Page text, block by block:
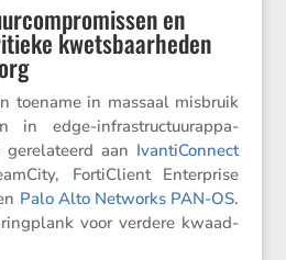
en
kwetsbaarheden
toename in massaal misbruik
in edge-infra­struc­tuur­ap­pa­
aan Ivanti­Con­nect
Forti­Client Enter­prise
Palo Alto Networks PAN-OS.
voor verdere kwaad­